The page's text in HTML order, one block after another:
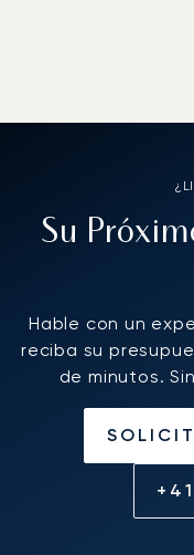
Su
Hable con un
reciba su
de minutos.